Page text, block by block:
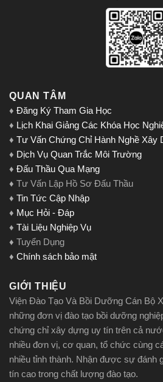
QUAN TÂM
♦ Đăng Ký Tham Gia Học
♦ Lịch Khai Giảng Các Khóa Học
♦ Tư Vấn Chứng Chỉ Hành Nghề Xây
♦ Dịch Vụ Quan Trắc Môi Trường
♦ Đấu Thầu Qua Mạng
♦ Tư Vấn Lập Hồ Sơ Đấu Thầu
♦ Tin Tức Cập Nhập
♦ Mục Hỏi - Đáp
♦ Tài Liệu Nghiệp Vụ
♦ Tuyển Dụng
♦ Chính sách bảo mật
GIỚI THIỆU
Viện Đào Tạo Và Bồi Dưỡng Cán Bộ
những đơn vị đào tạo bồi dưỡng
chứng chỉ xây dựng uy tín trên cả
nhiều đơn vị, cơ quan, tổ chức cùng
nhiều tỉnh thành. Nhận được sự đánh
tín cao trong chất lượng đào tạo.